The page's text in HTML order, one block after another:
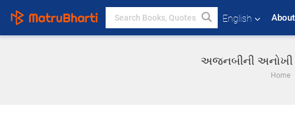
English
અજનબીની અનોખી
Home